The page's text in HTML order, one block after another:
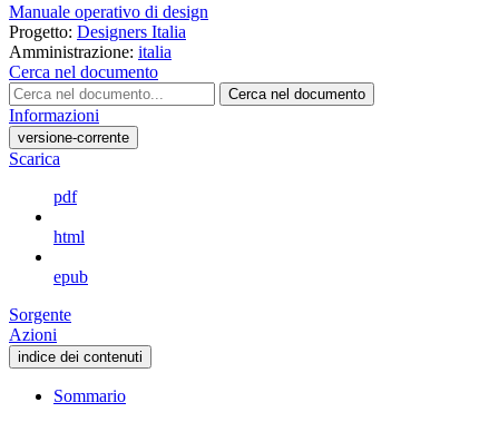
Manuale operativo di design
Progetto: Designers Italia
Amministrazione: italia
Cerca nel documento
Cerca nel documento
Informazioni
versione-corrente
Scarica
pdf
html
epub
Sorgente
Azioni
indice dei contenuti
Sommario